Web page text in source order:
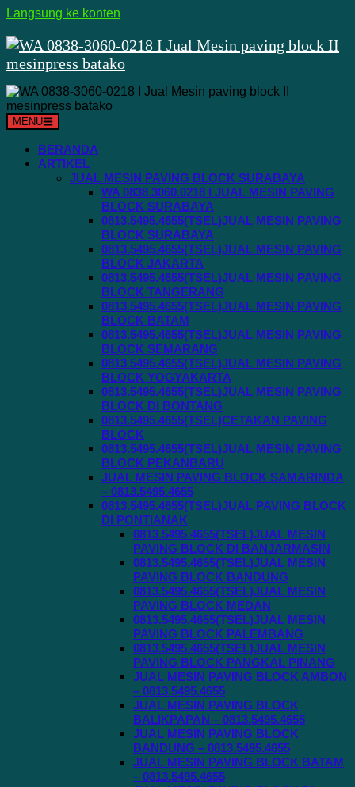
Langsung ke konten
MENU
BERANDA
ARTIKEL
JUAL MESIN PAVING BLOCK SURABAYA
WA 0838.3060.0218 I JUAL MESIN PAVING
BLOCK SURABAYA
0813.5495.4655(TSEL)JUAL MESIN PAVING
BLOCK SURABAYA
0813.5495.4655(TSEL)JUAL MESIN PAVING
BLOCK JAKARTA
0813.5495.4655(TSEL)JUAL MESIN PAVING
BLOCK TANGERANG
0813.5495.4655(TSEL)JUAL MESIN PAVING
BLOCK BATAM
0813.5495.4655(TSEL)JUAL MESIN PAVING
BLOCK SEMARANG
0813.5495.4655(TSEL)JUAL MESIN PAVING
BLOCK YOGYAKARTA
0813.5495.4655(TSEL)JUAL MESIN PAVING
BLOCK DI BONTANG
0813.5495.4655(TSEL)CETAKAN PAVING
BLOCK
0813.5495.4655(TSEL)JUAL MESIN PAVING
BLOCK PEKANBARU
JUAL MESIN PAVING BLOCK SAMARINDA
– 0813.5495.4655
0813.5495.4655(TSEL)JUAL PAVING BLOCK
DI PONTIANAK
0813.5495.4655(TSEL)JUAL MESIN
PAVING BLOCK DI BANJARMASIN
0813.5495.4655(TSEL)JUAL MESIN
PAVING BLOCK BANDUNG
0813.5495.4655(TSEL)JUAL MESIN
PAVING BLOCK MEDAN
0813.5495.4655(TSEL)JUAL MESIN
PAVING BLOCK PALEMBANG
0813.5495.4655(TSEL)JUAL MESIN
PAVING BLOCK PANGKAL PINANG
JUAL MESIN PAVING BLOCK AMBON
– 0813.5495.4655
JUAL MESIN PAVING BLOCK
BALIKPAPAN – 0813.5495.4655
JUAL MESIN PAVING BLOCK
BANDUNG – 0813.5495.4655
JUAL MESIN PAVING BLOCK BATAM
– 0813.5495.4655